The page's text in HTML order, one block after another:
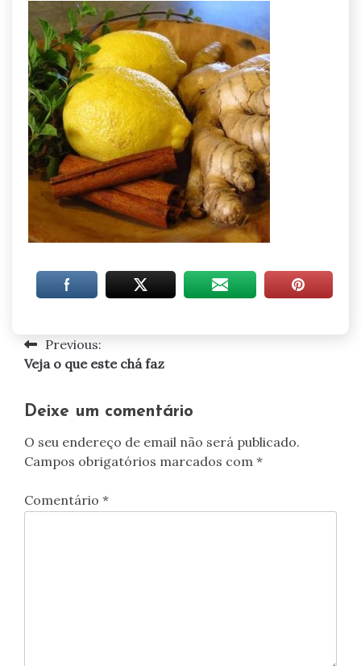
Navegação
de
artigos
Previous:
Veja o que este chá faz
Deixe um comentário
O seu endereço de email não será publicado.
Campos obrigatórios marcados com *
Comentário *